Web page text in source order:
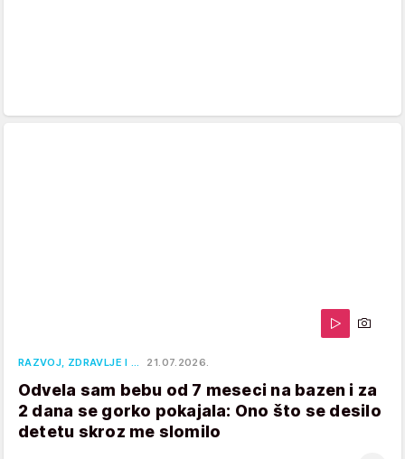
RAZVOJ, ZDRAVLJE I … 21.07.2026.
Odvela sam bebu od 7 meseci na bazen i za
2 dana se gorko pokajala: Ono što se desilo
detetu skroz me slomilo